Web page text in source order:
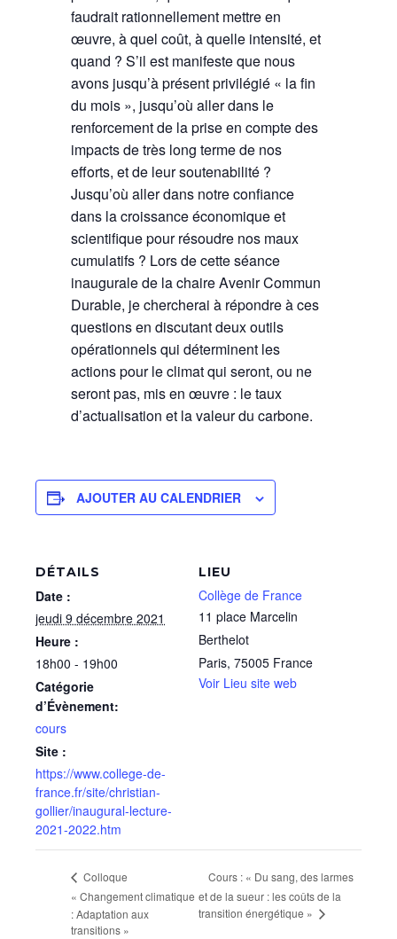
faudrait rationnellement mettre en
œuvre, à quel coût, à quelle intensité, et
quand ? S’il est manifeste que nous
avons jusqu’à présent privilégié « la fin
du mois », jusqu’où aller dans le
renforcement de la prise en compte des
impacts de très long terme de nos
efforts, et de leur soutenabilité ?
Jusqu’où aller dans notre confiance
dans la croissance économique et
scientifique pour résoudre nos maux
cumulatifs ? Lors de cette séance
inaugurale de la chaire Avenir Commun
Durable, je chercherai à répondre à ces
questions en discutant deux outils
opérationnels qui déterminent les
actions pour le climat qui seront, ou ne
seront pas, mis en œuvre : le taux
d’actualisation et la valeur du carbone.
AJOUTER AU CALENDRIER
DÉTAILS
Date :
jeudi 9 décembre 2021
Heure :
18h00 - 19h00
Catégorie
d’Évènement:
cours
Site :
https://www.college-de-
france.fr/site/christian-
gollier/inaugural-lecture-
2021-2022.htm
LIEU
Collège de France
11 place Marcelin
Berthelot
Paris, 75005 France
Voir Lieu site web
Colloque
« Changement climatique
: Adaptation aux
transitions »
Cours : « Du sang, des larmes
et de la sueur : les coûts de la
transition énergétique »